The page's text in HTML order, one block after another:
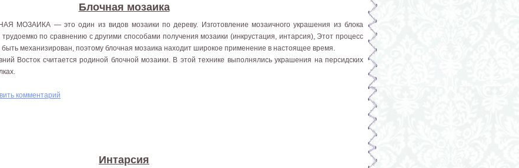
Блочная мозаика
МОЗАИКА — это один из видов мозаики по дереву. Изготовление мозаичного украшения из блока
по сравнению с другими способами получения мозаики (инкрустация, интарсия), Этот процесс
механизирован, поэтому блочная мозаика находит широкое применение в настоящее время.
Восток считается родиной блочной мозаики. В этой технике выполнялись украшения на персидских
комментарий
Интарсия